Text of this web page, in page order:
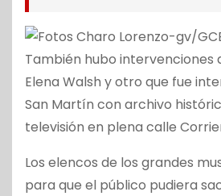
También hubo intervenciones
Elena Walsh y otro que fue
San Martín con archivo
televisión en plena calle
Los elencos de los grandes
para que el público pudiera